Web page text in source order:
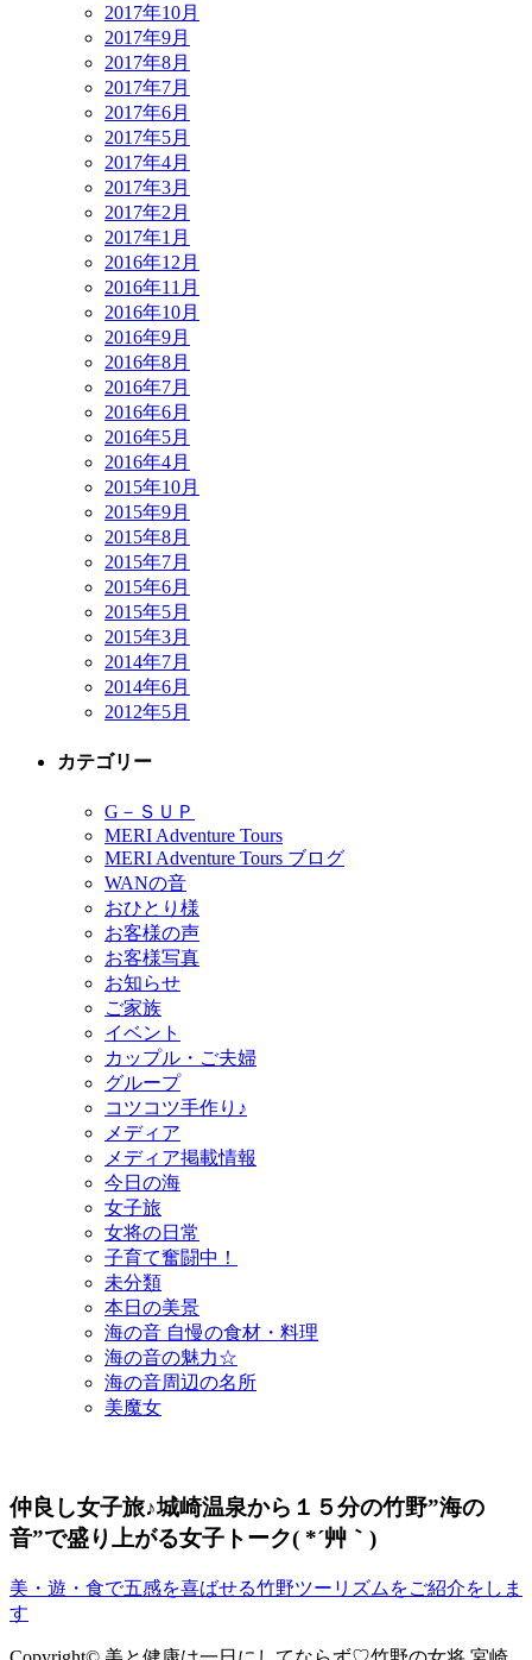
2017年10月
2017年9月
2017年8月
2017年7月
2017年6月
2017年5月
2017年4月
2017年3月
2017年2月
2017年1月
2016年12月
2016年11月
2016年10月
2016年9月
2016年8月
2016年7月
2016年6月
2016年5月
2016年4月
2015年10月
2015年9月
2015年8月
2015年7月
2015年6月
2015年5月
2015年3月
2014年7月
2014年6月
2012年5月
カテゴリー
G－ＳＵＰ
MERI Adventure Tours
MERI Adventure Tours ブログ
WANの音
おひとり様
お客様の声
お客様写真
お知らせ
ご家族
イベント
カップル・ご夫婦
グループ
コツコツ手作り♪
メディア
メディア掲載情報
今日の海
女子旅
女将の日常
子育て奮闘中！
未分類
本日の美景
海の音 自慢の食材・料理
海の音の魅力☆
海の音周辺の名所
美魔女
仲良し女子旅♪城崎温泉から１５分の竹野”海の
音”で盛り上がる女子トーク( *´艸｀)
美・遊・食で五感を喜ばせる竹野ツーリズムをご紹介をしま
す